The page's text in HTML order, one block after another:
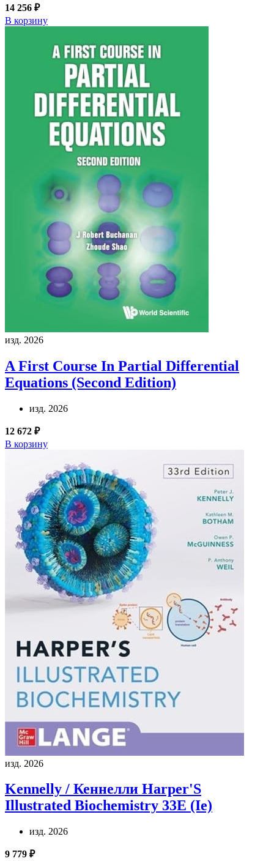
14 256 ₽
В корзину
изд. 2026
A First Course In Partial Differential
Equations (Second Edition)
изд. 2026
12 672 ₽
В корзину
изд. 2026
Kennelly / Кеннелли Harper'S
Illustrated Biochemistry 33E (Ie)
изд. 2026
9 779 ₽